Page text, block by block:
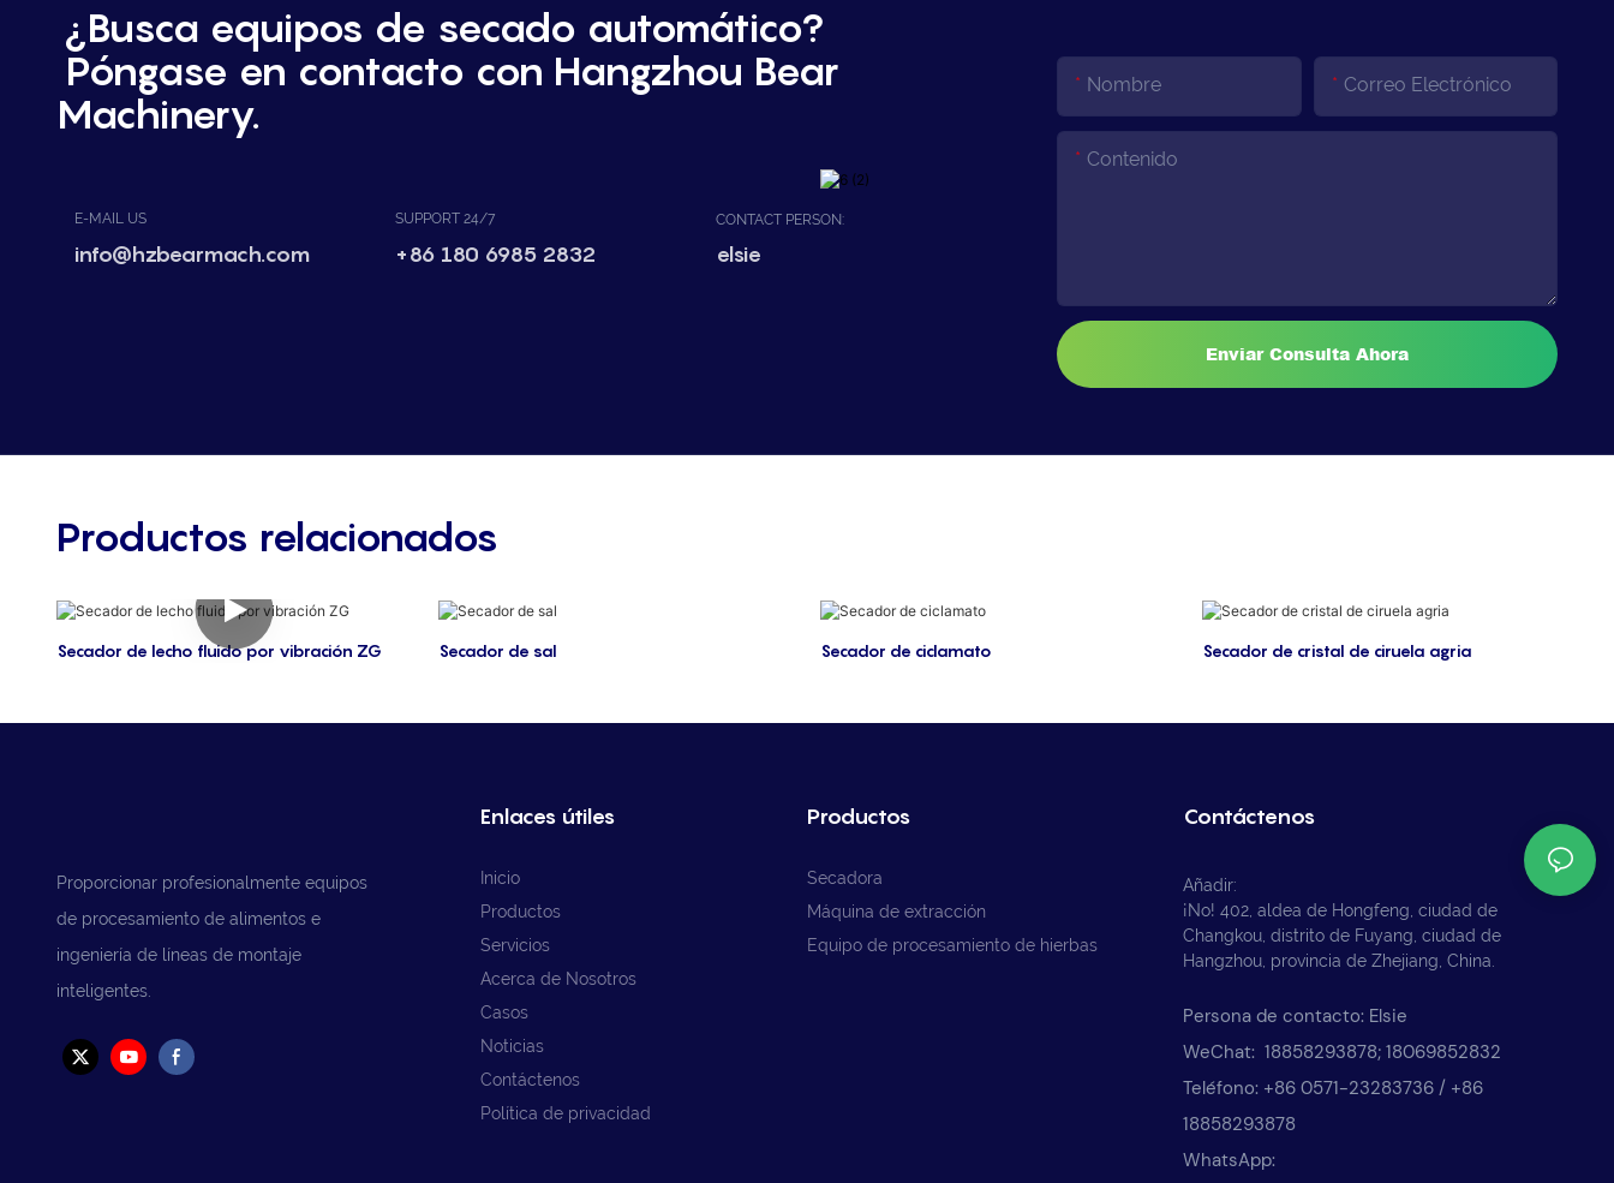
¿Busca equipos de secado automático?
Póngase en contacto con Hangzhou Bear
Machinery.
E-MAIL US
info@hzbearmach.com
SUPPORT 24/7
+86 180 6985 2832
CONTACT PERSON:
elsie
Nombre Correo Electrónico
Contenido
Enviar Consulta Ahora
Productos relacionados
Secador de lecho fluido por vibración ZG Secador de sal Secador de ciclamato Secador de cristal de ciruela agria
Proporcionar profesionalmente equipos
de procesamiento de alimentos e
ingeniería de líneas de montaje
inteligentes.
Enlaces útiles
Inicio
Productos
Servicios
Acerca de Nosotros
Casos
Noticias
Contáctenos
Política de privacidad
Productos
Secadora
Máquina de extracción
Equipo de procesamiento de hierbas
Contáctenos
Añadir:
¡No! 402, aldea de Hongfeng, ciudad de
Changkou, distrito de Fuyang, ciudad de
Hangzhou, provincia de Zhejiang, China.
Persona de contacto: Elsie
WeChat: 18858293878; 18069852832
Teléfono: +86 0571-23283736 / +86
18858293878
WhatsApp: